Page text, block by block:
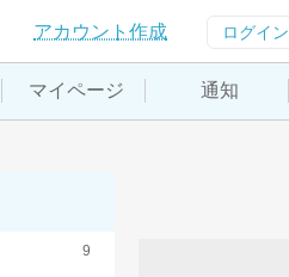
アカウント作成 ログイン
マイページ 通知
9